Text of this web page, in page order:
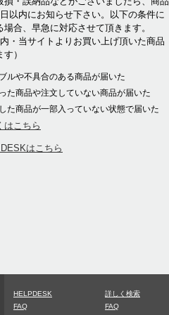
以内にお知らせ下さい。以下の条件に
場合、早急に対応させて頂きます。
・当サイトよりお買い上げ頂いた商品
）
ルや不具合のある商品が届いた
た商品や注文していない商品が届いた
た商品が一部入っていない状態で届いた
こちら
はこちら
HELPDESK
FAQ
詳しく検索
FAQ